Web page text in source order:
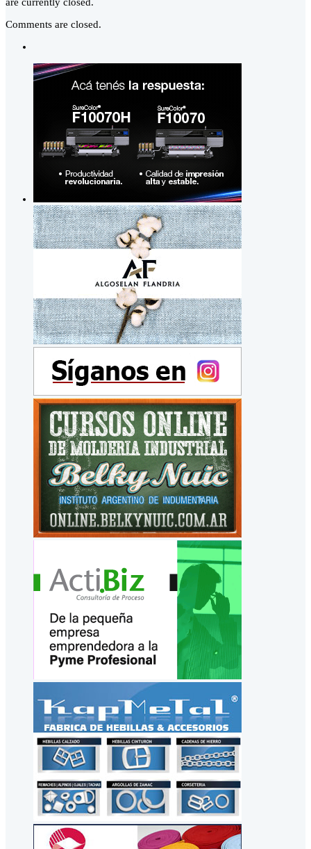
Comments are closed.